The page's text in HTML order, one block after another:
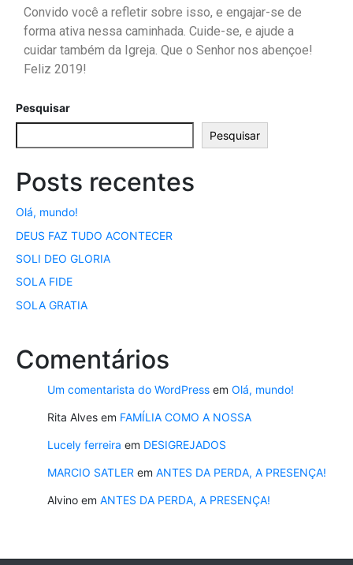
Convido você a refletir sobre isso, e engajar-se de
forma ativa nessa caminhada. Cuide-se, e ajude a
cuidar também da Igreja. Que o Senhor nos abençoe!
Feliz 2019!
Pesquisar
Pesquisar
Posts recentes
Olá, mundo!
DEUS FAZ TUDO ACONTECER
SOLI DEO GLORIA
SOLA FIDE
SOLA GRATIA
Comentários
Um comentarista do WordPress em Olá, mundo!
Rita Alves em FAMÍLIA COMO A NOSSA
Lucely ferreira em DESIGREJADOS
MARCIO SATLER em ANTES DA PERDA, A PRESENÇA!
Alvino em ANTES DA PERDA, A PRESENÇA!